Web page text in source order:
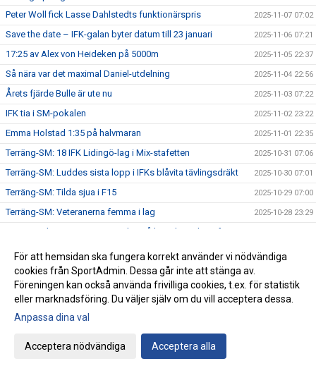
Peter Woll fick Lasse Dahlstedts funktionärspris 2025-11-07 07:02
Save the date – IFK-galan byter datum till 23 januari 2025-11-06 07:21
17:25 av Alex von Heideken på 5000m 2025-11-05 22:37
Så nära var det maximal Daniel-utdelning 2025-11-04 22:56
Årets fjärde Bulle är ute nu 2025-11-03 07:22
IFK tia i SM-pokalen 2025-11-02 23:22
Emma Holstad 1:35 på halvmaran 2025-11-01 22:35
Terräng-SM: 18 IFK Lidingö-lag i Mix-stafetten 2025-10-31 07:06
Terräng-SM: Luddes sista lopp i IFKs blåvita tävlingsdräkt 2025-10-30 07:01
Terräng-SM: Tilda sjua i F15 2025-10-29 07:00
Terräng-SM: Veteranerna femma i lag 2025-10-28 23:29
IFK Centralorganisations styrelse på besök i Helsingfors
Ebba sprang terräng i Pittsburg 2025-10-26 13:49
Terräng-SM: Bronsmedalj till P19-laget 2025-10-26 09:07
Janne skriver om skolidrottsplatser 2025-10-25 22:07
Terräng-SM: Kassaskåpssäkert P19-guld till Kalle
Terräng-SM: Veteran-silver till Kenneth Gysing
För att hemsidan ska fungera korrekt använder vi nödvändiga
cookies från SportAdmin. Dessa går inte att stänga av.
Föreningen kan också använda frivilliga cookies, t.ex. för statistik
eller marknadsföring. Du väljer själv om du vill acceptera dessa.
Anpassa dina val
Acceptera nödvändiga Acceptera alla